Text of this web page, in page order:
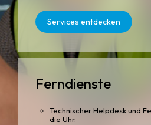
Services entdecken
Ferndienste
Technischer Helpdesk und
die Uhr.